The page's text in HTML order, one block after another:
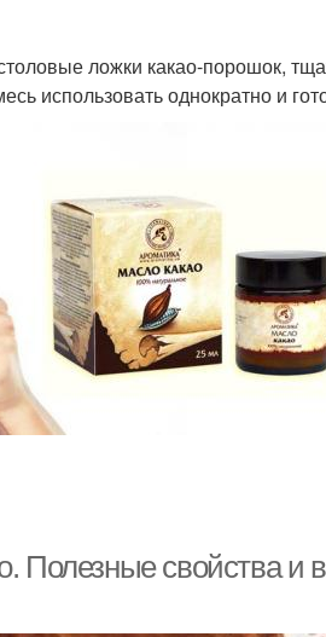
ложки какао-порошок,
использовать однократно и
Полезные свойства и